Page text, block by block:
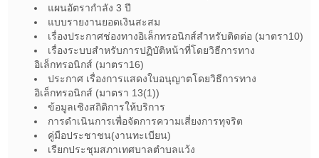
แผนอัตรากำลัง 3 ปี
แบบรายงานยอดเงินสะสม
เรื่องประกาศช่องทางอิเล็กทรอนิกส์สำหรับติดต่อ (มาตรา10)
เรื่องระบบสำหรับการปฏิบัติหน้าที่โดยวิธีการทาง
อิเล็กทรอนิกส์ (มาตรา16)
ประกาศ เรื่องการแสดงใบอนุญาตโดยวิธีการทาง
อิเล็กทรอนิกส์ (มาตรา 13(1))
ข้อมูลเชิงสถิติการให้บริการ
การดำเนินการเพื่อจัดการความเสี่ยงการทุจริต
คู่มือประชาชน(งานทะเบียน)
เรียกประชุมสภาเทศบาลตำบลแว้ง